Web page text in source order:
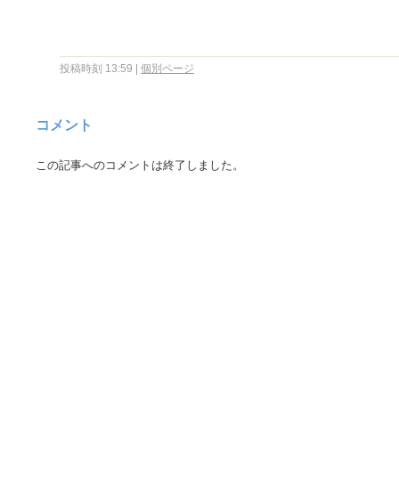
投稿時刻 13:59 個別ページ
コメント
この記事へのコメントは終了しました。